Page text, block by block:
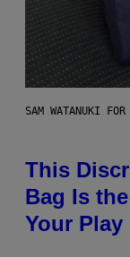
SAM WATANUKI
This
Bag Is
Your Play